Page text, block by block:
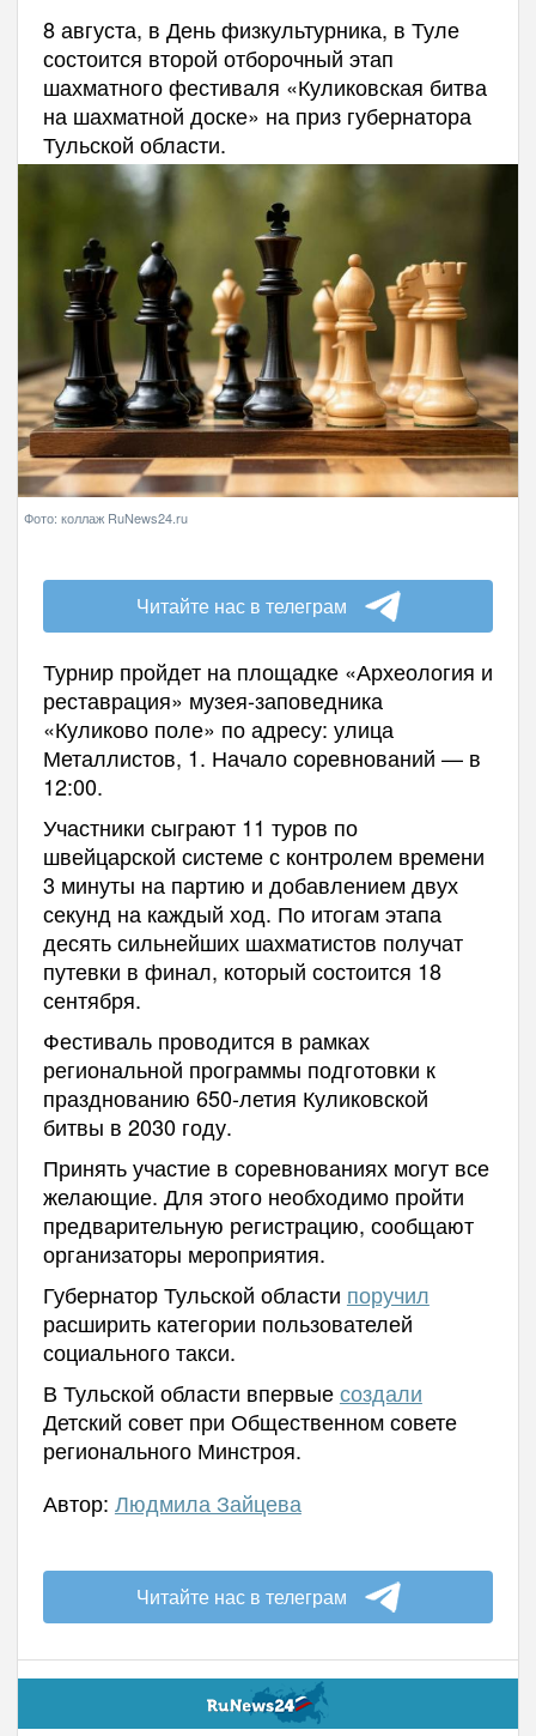
8 августа, в День физкультурника, в Туле
состоится второй отборочный этап
шахматного фестиваля «Куликовская битва
на шахматной доске» на приз губернатора
Тульской области.
Фото: коллаж RuNews24.ru
Читайте нас в телеграм
Турнир пройдет на площадке «Археология и
реставрация» музея-заповедника
«Куликово поле» по адресу: улица
Металлистов, 1. Начало соревнований — в
12:00.
Участники сыграют 11 туров по
швейцарской системе с контролем времени
3 минуты на партию и добавлением двух
секунд на каждый ход. По итогам этапа
десять сильнейших шахматистов получат
путевки в финал, который состоится 18
сентября.
Фестиваль проводится в рамках
региональной программы подготовки к
празднованию 650-летия Куликовской
битвы в 2030 году.
Принять участие в соревнованиях могут все
желающие. Для этого необходимо пройти
предварительную регистрацию, сообщают
организаторы мероприятия.
Губернатор Тульской области поручил
расширить категории пользователей
социального такси.
В Тульской области впервыесоздали
Детский совет при Общественном совете
регионального Минстроя.
Автор: Людмила Зайцева
Читайте нас в телеграм